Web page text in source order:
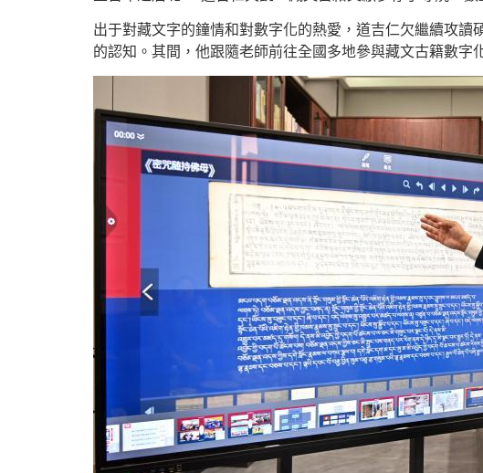
出于對藏文字的鐘情和對數字化的熱愛，道吉仁欠繼續攻
的認知。其間，他跟隨老師前往全國多地參與藏文古籍數字